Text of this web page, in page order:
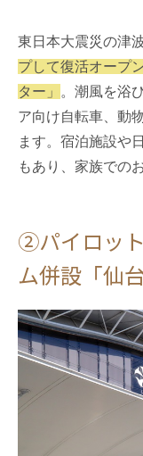
東日本大震災の津
プして復活オープ
ター」
。潮風を浴
ア向け自転車、動
ます。宿泊施設や
もあり、家族での
②パイロッ
ム併設「仙